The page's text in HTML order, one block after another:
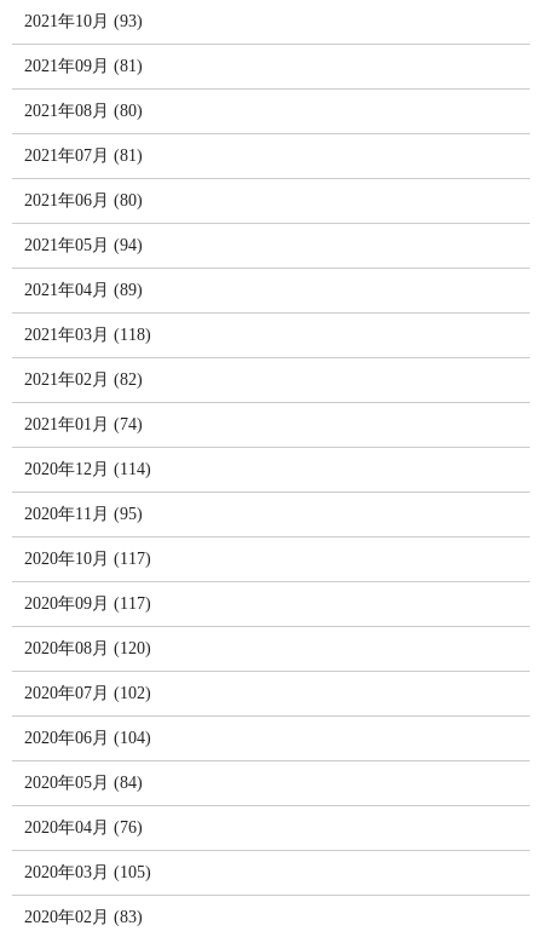
2021年10月 (93)
2021年09月 (81)
2021年08月 (80)
2021年07月 (81)
2021年06月 (80)
2021年05月 (94)
2021年04月 (89)
2021年03月 (118)
2021年02月 (82)
2021年01月 (74)
2020年12月 (114)
2020年11月 (95)
2020年10月 (117)
2020年09月 (117)
2020年08月 (120)
2020年07月 (102)
2020年06月 (104)
2020年05月 (84)
2020年04月 (76)
2020年03月 (105)
2020年02月 (83)